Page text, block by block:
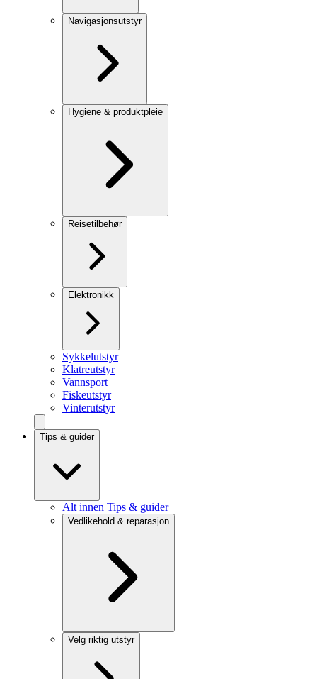
Navigasjonsutstyr
Hygiene & produktpleie
Reisetilbehør
Elektronikk
Sykkelutstyr
Klatreutstyr
Vannsport
Fiskeutstyr
Vinterutstyr
Tips & guider
Alt innen Tips & guider
Vedlikehold & reparasjon
Velg riktig utstyr